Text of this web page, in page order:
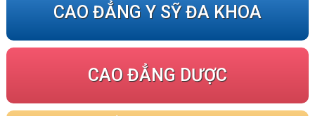
CAO ĐẲNG Y SỸ ĐA KHOA
CAO ĐẲNG DƯỢC